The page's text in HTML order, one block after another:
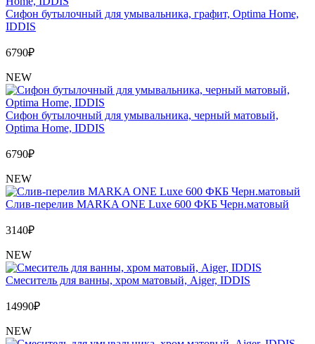
Сифон бутылочный для умывальника, графит, Optima Home,
IDDIS
6790₽
NEW
Сифон бутылочный для умывальника, черный матовый,
Optima Home, IDDIS
6790₽
NEW
Слив-перелив MARKA ONE Luxe 600 ФКБ Черн.матовый
3140₽
NEW
Cмеситель для ванны, хром матовый, Aiger, IDDIS
14990₽
NEW